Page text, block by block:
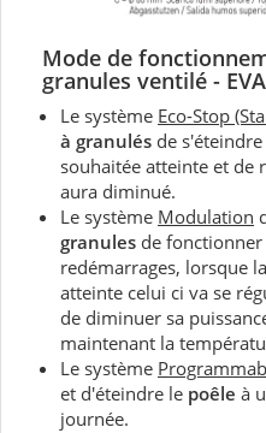
Mode de
granules ventilé -
Le système Eco-Stop
à granulés de
souhaitée atteinte et de
aura diminué.
Le système Modulation
granules de
redémarrages, lorsque
atteinte celui ci va se
de diminuer sa
maintenant la
Le système
et d'éteindre le poêle à
journée.